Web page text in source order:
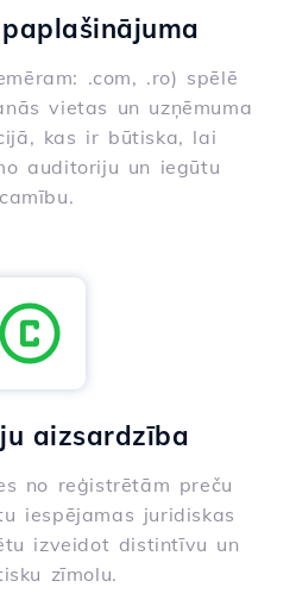
.com, .ro) spēlē
vietas un uzņēmuma
kas ir būtiska, lai
auditoriju un iegūtu
aizsardzība
no reģistrētām preču
iespējamas juridiskas
izveidot distintīvu un
zīmolu.